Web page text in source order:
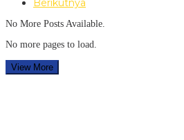
Berikutnya
No More Posts Available.
No more pages to load.
View More